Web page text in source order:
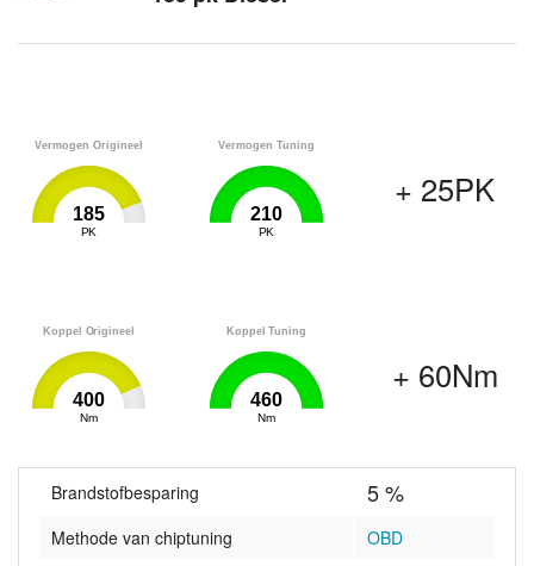
Vermogen Origineel
185
PK
Vermogen Tuning
210
PK
+ 25PK
Koppel Origineel
400
Nm
Koppel Tuning
460
Nm
+ 60Nm
Brandstofbesparing 5 %
Methode van chiptuning
OBD